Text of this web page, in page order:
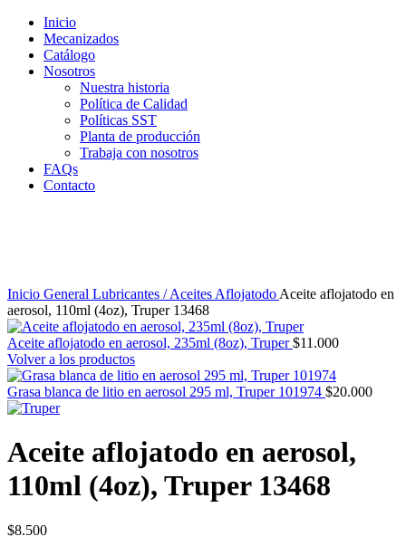
Inicio
Mecanizados
Catálogo
Nosotros
Nuestra historia
Política de Calidad
Políticas SST
Planta de producción
Trabaja con nosotros
FAQs
Contacto
Inicio General Lubricantes / Aceites Aflojatodo Aceite aflojatodo en
aerosol, 110ml (4oz), Truper 13468
Aceite aflojatodo en aerosol, 235ml (8oz), Truper$11.000
Volver a los productos
Grasa blanca de litio en aerosol 295 ml, Truper 101974 $20.000
Aceite aflojatodo en aerosol,
110ml (4oz), Truper 13468
$8.500